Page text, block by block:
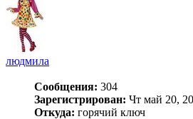
людмила
Сообщения: 304
Зарегистрирован: Чт май 20,
Откуда: горячий ключ